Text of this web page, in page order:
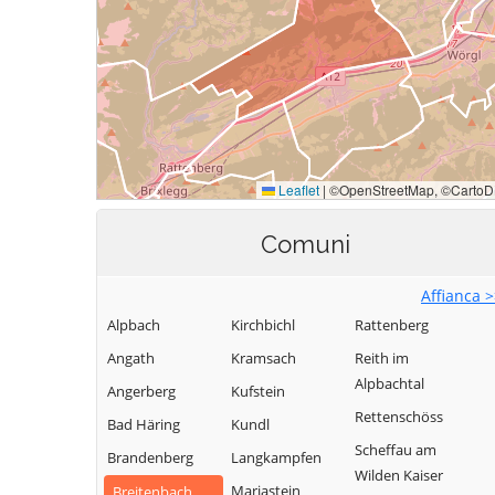
Comuni
Affianca
Alpbach
Angath
Angerberg
Bad Häring
Brandenberg
Kirchbichl
Kramsach
Kufstein
Kundl
Langkampfen
Mariastein
Rattenberg
Reith im
Alpbachtal
Rettenschöss
Scheffau am
Wilden Kaiser